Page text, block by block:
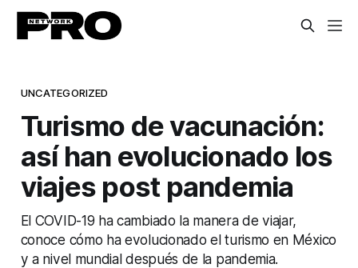
UNCATEGORIZED
Turismo de vacunación:
así han evolucionado los
viajes post pandemia
El COVID-19 ha cambiado la manera de viajar,
conoce cómo ha evolucionado el turismo en México
y a nivel mundial después de la pandemia.